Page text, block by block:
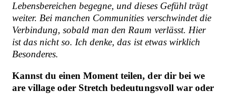
Lebensbereichen begegne, und dieses Gefühl trägt
weiter. Bei manchen Communities verschwindet die
Verbindung, sobald man den Raum verlässt. Hier
ist das nicht so. Ich denke, das ist etwas wirklich
Besonderes.
Kannst du einen Moment teilen, der dir bei we
are village oder Stretch bedeutungsvoll war oder